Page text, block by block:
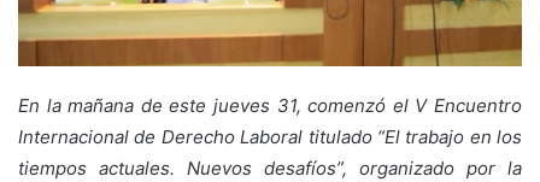
En la mañana de este jueves 31, comenzó el V Encuentro
Internacional de Derecho Laboral titulado “El trabajo en los
tiempos actuales. Nuevos desafíos”, organizado por la